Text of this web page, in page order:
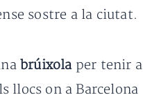
sostre a la ciutat.
brúixola per tenir a
llocs on a Barcelona